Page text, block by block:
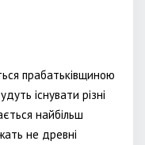
прабатьківщиною
існувати різні
найбільш
не древні